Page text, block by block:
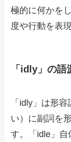
極的に何かを
度や行動を表
「idly」の語
「idly」は形
い）に副詞を
す。「idle」